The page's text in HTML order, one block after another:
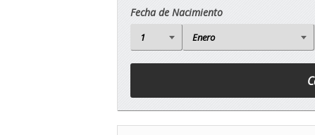
Fecha de Nacimiento